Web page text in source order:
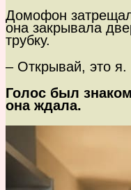
Домофон
она закрывала
трубку.
– Открывай, это я.
Голос был
она ждала.